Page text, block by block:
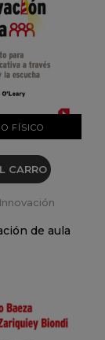
FÍSICO
CARRO
de aula